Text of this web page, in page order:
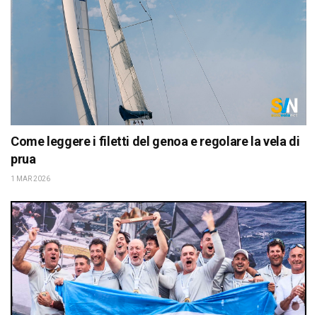
Come leggere i filetti del genoa e regolare la vela di
prua
1 MAR 2026